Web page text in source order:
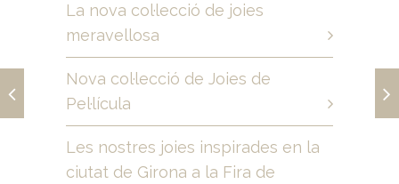
La nova col·lecció de joies
meravellosa
Nova col·lecció de Joies de
Pel·lícula
Les nostres joies inspirades en la
ciutat de Girona a la Fira de